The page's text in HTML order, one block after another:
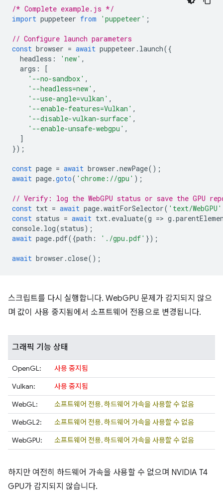
/* Complete example.js */
import puppeteer from 'puppeteer' ;
// Configure launch parameters
const browser = await puppeteer . launch({
headless : 'new' ,
args :
[
'--no-sandbox' ,
'--headless=new' ,
'--use-angle=vulkan' ,
'--enable-features=Vulkan' ,
'--disable-vulkan-surface' ,
'--enable-unsafe-webgpu' ,
]
});
const page = await browser .newPage();
await page.goto( 'chrome://gpu' );
// Verify: log the WebGPU status or save the GPU
const txt = await page.waitForSelector( 'text/WebGPU'
const status = await txt. evaluate(g => g .
console. log(status);
await page.pdf({path : './gpu.pdf' });
await browser .close();
스크립트를 다시 실행합니다. WebGPU 문제가 감지되지 않으
며 값이 사용 중지됨에서 소프트웨어 전용으로 변경됩니다.
그래픽 기능 상태
OpenGL:
사용 중지됨
Vulkan:
사용 중지됨
WebGL:
소프트웨어 전용, 하드웨어 가속을 사용할 수 없음
WebGL2:
소프트웨어 전용, 하드웨어 가속을 사용할 수 없음
WebGPU:
소프트웨어 전용, 하드웨어 가속을 사용할 수 없음
하지만 여전히 하드웨어 가속을 사용할 수 없으며 NVIDIA T4
GPU가 감지되지 않습니다.